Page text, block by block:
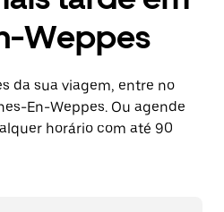
Weppes
da sua viagem, entre no
En-Weppes. Ou agende
horário com até 90